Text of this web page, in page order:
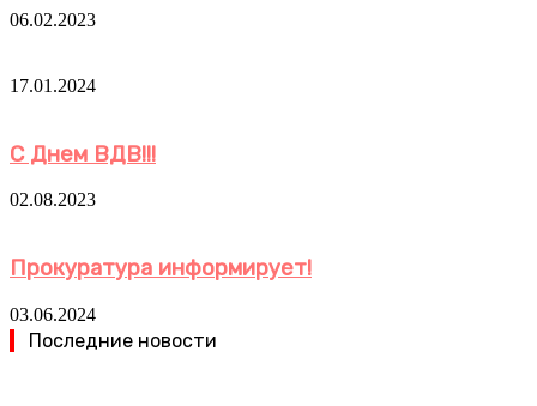
06.02.2023
17.01.2024
С Днем ВДВ!!!
02.08.2023
Прокуратура информирует!
03.06.2024
Последние новости